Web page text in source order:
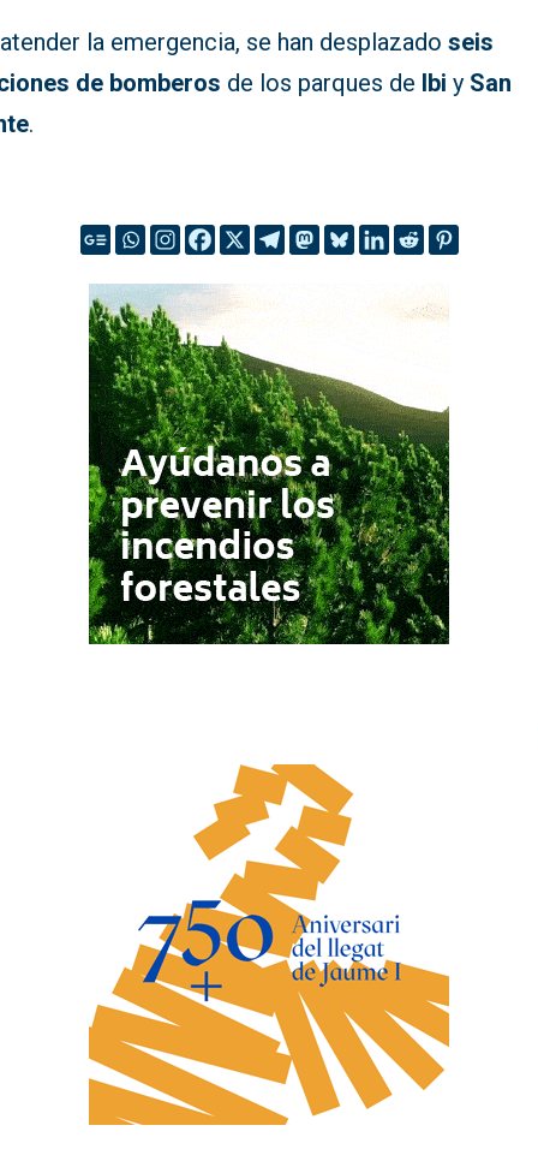
la emergencia, se han desplazadoseis
de bomberos de los parques de Ibi y San
.